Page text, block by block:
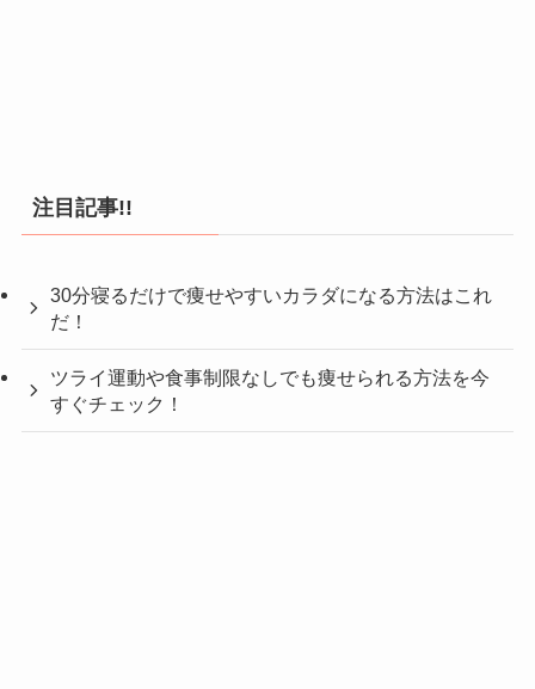
注目記事!!
30分寝るだけで痩せやすいカラダになる方法はこれ
だ！
ツライ運動や食事制限なしでも痩せられる方法を今
すぐチェック！